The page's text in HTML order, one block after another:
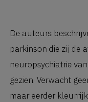
De auteurs
parkinson die zij de
neuropsychiatrie
gezien. Verwacht
maar eerder